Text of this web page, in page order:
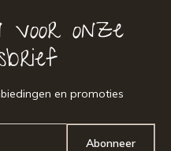
onze
en promoties
Abonneer